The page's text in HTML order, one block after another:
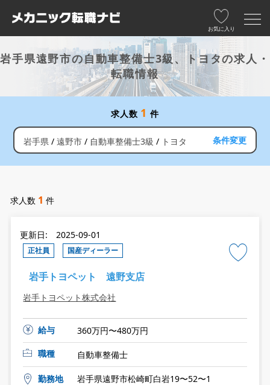
お気に入り
岩手県遠野市の自動車整備士3級、トヨタの求人・
転職情報
求人数 1 件
岩手県 遠野市 自動車整備士3級 トヨタ 条件変更
求人数 1 件
更新日: 2025-09-01
正社員 国産ディーラー
岩手トヨペット 遠野支店
岩手トヨペット株式会社
給与
360万円〜480万円
職種
自動車整備士
勤務地 岩手県遠野市松崎町白岩19〜52〜1